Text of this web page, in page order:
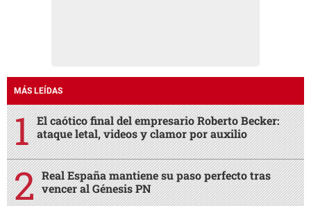
MÁS LEÍDAS
El caótico final del empresario Roberto Becker:
ataque letal, videos y clamor por auxilio
Real España mantiene su paso perfecto tras
vencer al Génesis PN